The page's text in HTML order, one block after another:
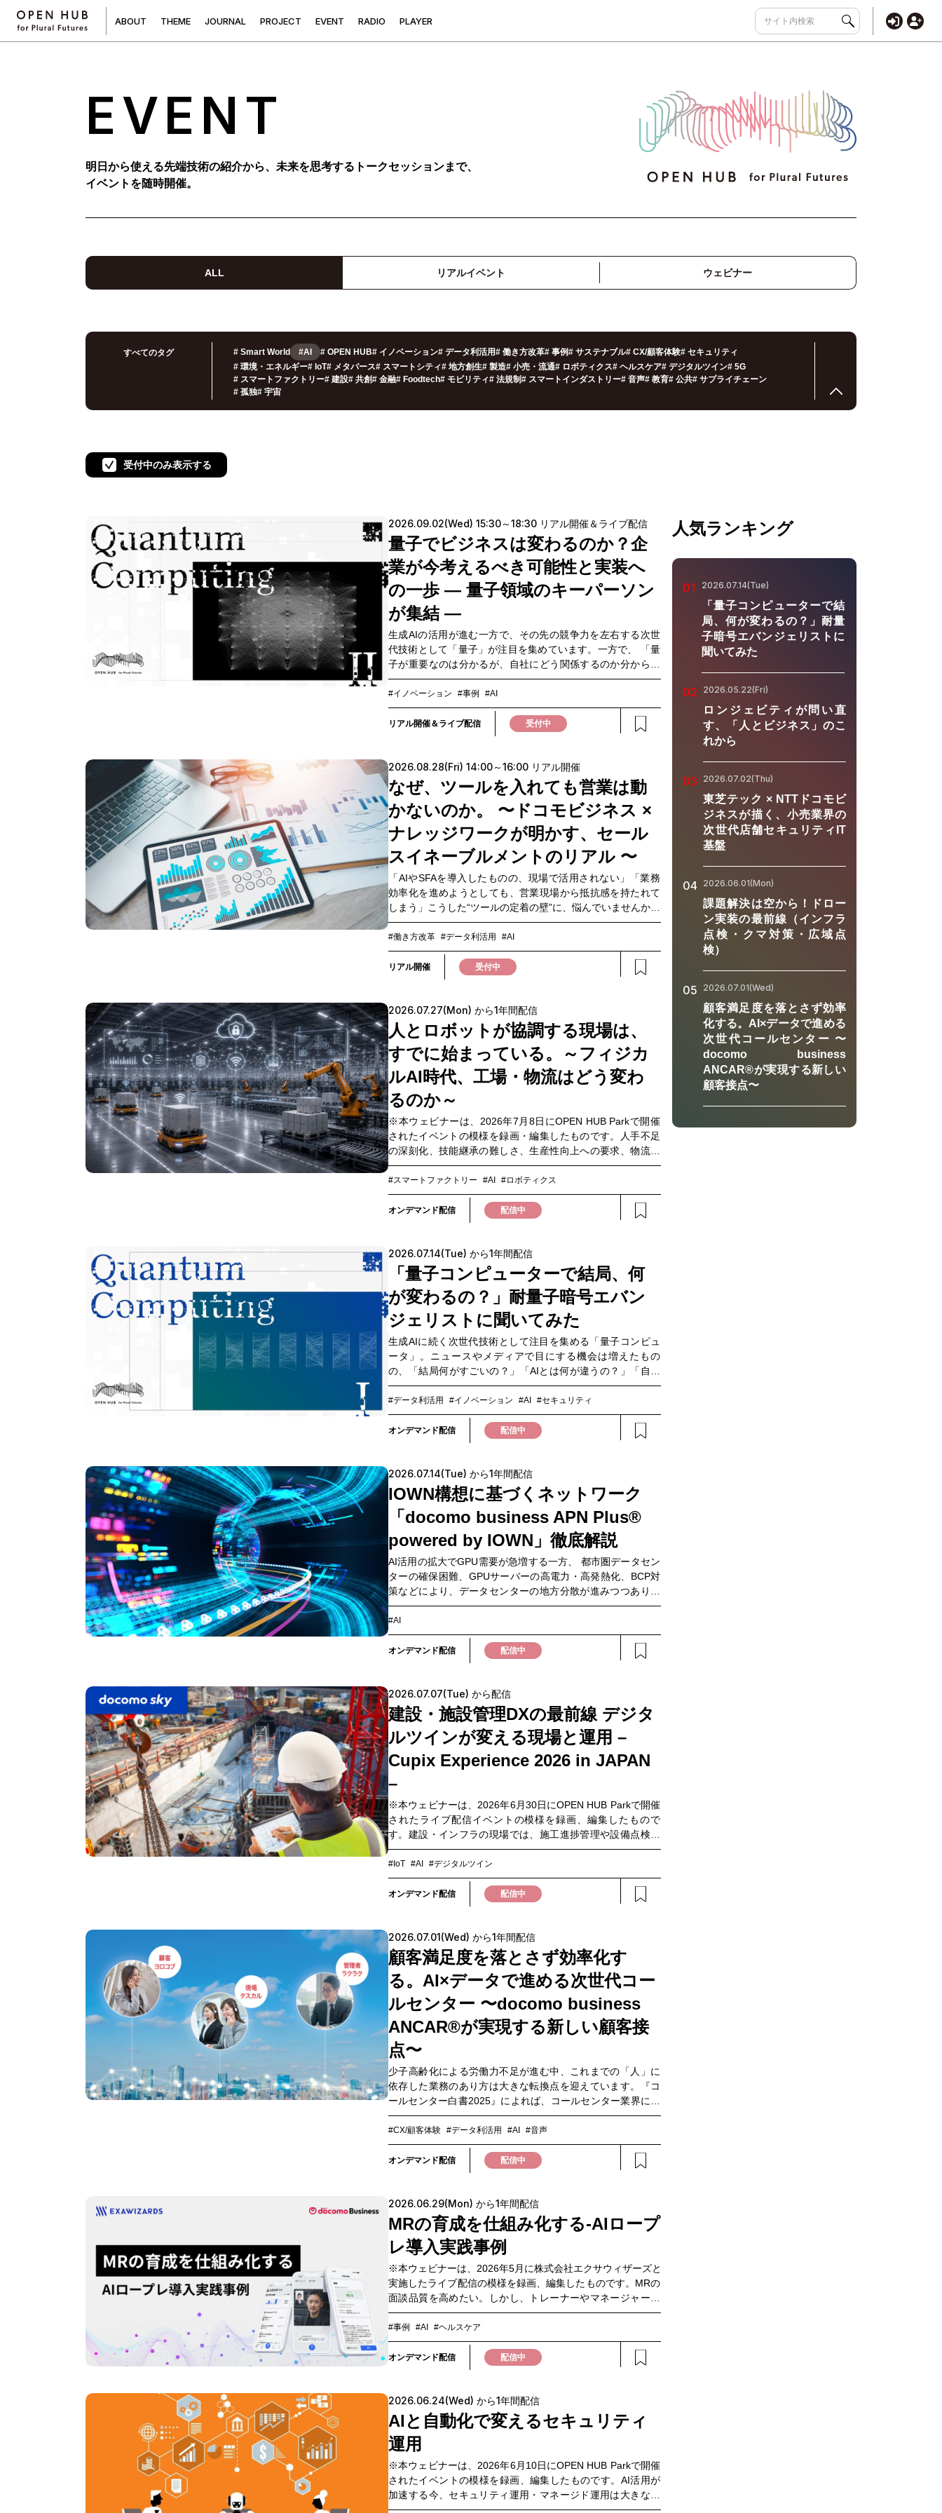
ABOUT THEME JOURNAL PROJECT EVENT RADIO PLAYER
EVENT
明日から使える先端技術の紹介から、未来を思考するトークセッションまで、
イベントを随時開催。
ALL リアルイベント ウェビナー
すべてのタグ # Smart World #AI # OPEN HUB# イノベーション# データ利活用# 働き方改革# 事例# サステナブル# CX/顧客体験# セキュリティ
# 環境・エネルギー# IoT# メタバース# スマートシティ# 地方創生# 製造# 小売・流通# ロボティクス# ヘルスケア# デジタルツイン# 5G
# スマートファクトリー# 建設# 共創# 金融# Foodtech# モビリティ# 法規制# スマートインダストリー# 音声# 教育# 公共# サプライチェーン
# 孤独# 宇宙
受付中のみ表示する
2026.09.02(Wed) 15:30～18:30 リアル開催＆ライブ配信
量子でビジネスは変わるのか？企
業が今考えるべき可能性と実装へ
の一歩 ― 量子領域のキーパーソン
が集結 ―
生成AIの活用が進む一方で、その先の競争力を左右する次世
代技術として「量子」が注目を集めています。一方で、 「量
子が重要なのは分かるが、自社にどう関係するのか分からな
い」 「どの技術や企業に注目すべきなのか判断が難しい」 と
いう声も少なくありません。実際、量子コンピューターには
さまざまな実現方式が存在し、それぞれ異なる特徴や可能性
を持っています。 だからこそ企業に求められるのは、「どの
方式が勝つのか」を見極めることではなく、「自社の課題に
点です。本イベントでは、NTT、デロイトトーマツ、富士
通、NTTデータグループ、OptQC、Quemixなど、量子領域の
第一線で活躍する研究者、企業、スタートアップが登壇。
NTTが推進する「光量子コンピューター」に加え、その他の
方式や、 最適化技術・量子計算などの可能性と課題をそれぞ
れの立場から共有し、 企業は量子とどのように向き合うべき
かを議論します。特定の技術や企業の優位性を語る場ではあ
り合うことで、量子技術の本質と可能性を考える場です。量
子を「知る」から「考える」へ。そして、「考える」から
「動く」へ。 量子技術が社会実装へ向かう今、企業に求めら
る」ことです。量子の未来を知るだけでなく、自社の未来を
考えるためのヒントとして、ぜひご参加ください。■プログラ
ム ※変更となる可能性があります 第1部：講演「NTTドコモ
地」 登壇者：NTT株式会社 研究開発マーケティング本部 研
究企画部門 部門長 木下氏第3部：講演「量子コン
ピューターの現状や課題、将来の産業化に向けた展望」 登
壇者：合同会社デロイト トーマツ 量子技術戦略リード 馬場
氏第4部：量子技術の最前線 登壇者：富士通株式会社 量子
領域エバンジェリスト 塩沢氏 OptQC株式会社 代表
取締役 CEO 高瀬氏様々な方式・アプローチで量子技術に取り
組む企業が、強みや可能性を紹介します第5部：量子技術の社
会実装 登壇者：株式会社NTTデータグループ 伊井
氏 株式会社Quemix 取締役COO 中土井氏実際のユ
ースケースや活用シナリオをもとに、企業での活用可能性を
探ります第6部：クロストーク「企業は量子とどう向き合うべ
きか」多様なプレーヤーが一堂に会し、量子技術の未来と企
業の選択肢について議論します第7部：ネットワーキング ※
会場参加者のみ■こんな方におすすめ ・量子技術の活用事例
ートナーを見極めたい方 ・量子領域の企業・研究機関・スタ
ートアップとの接点を持ちたい方 ■関連コンテンツ 本イベン
トに先立ち、OPEN HUB Baseでは量子技術をテーマにしたウ
ェビナーを開催しています。 量子技術を知る最初の一歩とし
て、ぜひこちらもあわせてご覧ください。「量子コンピュー
ターで結局、何が変わるの？」耐量子暗号エバンジェリスト
に聞いてみたhttps://openhub.ntt.com/event/16496.html※開催
時間やお申し込み期限が異なります。2026年9月2日（水）開
催時間・リアル開催：15:30～18:30・ライブ配信：15:30～
18:00お申し込み期限・リアル開催：2026年8月25日（火）
15:00・ライブ配信：2026年9月2日（水）17:30
#イノベーション #事例 #AI
リアル開催＆ライブ配信 受付中
2026.08.28(Fri) 14:00～16:00 リアル開催
なぜ、ツールを入れても営業は動
かないのか。 〜ドコモビジネス ×
ナレッジワークが明かす、セール
スイネーブルメントのリアル 〜
「AIやSFAを導入したものの、現場で活用されない」「業務
効率化を進めようとしても、営業現場から抵抗感を持たれて
しまう」こうした“ツールの定着の壁”に、悩んでいませんか。
営業変革を前に進めるために必要なのは、ツールを導入する
ことだけではありません。現場が変化を受け入れ、自ら活用
したくなる仕組みや、マネジメント層の関わり方、導入後の
運用設計までを一体で考える必要があります。本イベントで
は、NTTドコモビジネスが自社で実践して得たノウハウに加
の試行錯誤から分かったセールスイネーブルメントの知見を
ご紹介します。さらに、営業組織の変革を支援してきた株式
会社ナレッジワークの桐原氏をゲストに迎え、チェンジマネ
ジメントの実践について掘り下げます。現場の巻き込み方や
マネジメントの役割、変化を組織に根づかせるためのヒント
を、登壇者と参加者それぞれの経験を持ち寄りながら考えま
す。後半には、同じ課題を持つ参加者同士で悩みや実践を共
を、ツール導入の先へ進めたい方は、ぜひご参加ください。■
プログラム 第1部：パネルディスカッション「成功だけでは
語れない、営業変革のリアル」第2部：講演「具体的なセール
グ■このような方におすすめ・営業企画・営業推進部門で、
SFAやAIツールの導入・活用を推進している方・ツールを導
入したものの、利用率や現場への定着に課題を感じている
#働き方改革 #データ利活用 #AI
リアル開催 受付中
2026.07.27(Mon) から1年間配信
人とロボットが協調する現場は、
すでに始まっている。～フィジカ
ルAI時代、工場・物流はどう変わ
るのか～
※本ウェビナーは、2026年7月8日にOPEN HUB Parkで開催
されたイベントの模様を録画・編集したものです。人手不足
の深刻化、技能継承の難しさ、生産性向上への要求、物流量
の増加。製造業・物流業の現場では、「人が頑張る運用」を
前提とした仕組みそのものが限界を迎えつつあります。こう
した中、近年注目を集めているのが「フィジカルAI」です。
AIがロボットや設備を制御し、人と協調しながら現場全体の
最適化をめざす取り組みが、すでに物流や製造の現場で始ま
する株式会社Mujinを迎え、最新事例やデモを通じて、次のテ
ーマをひも解きます。・フィジカルAIは現場をどう変えてい
るのか・人とロボットが協調する現場では何が起きているの
か・フィジカルAIを支えるICTインフラとは何か後半では、
Mujin辰巳ラボで実際に稼働するロボットや自動化設備のデモ
セッションも実施。人とロボットが協調する新たな現場の姿
を、具体的な事例とともにご紹介します。製造業・物流業の
これからを考えるヒントとして、ぜひご視聴ください。
#スマートファクトリー #AI #ロボティクス
オンデマンド配信 配信中
2026.07.14(Tue) から1年間配信
「量子コンピューターで結局、何
が変わるの？」耐量子暗号エバン
ジェリストに聞いてみた
生成AIに続く次世代技術として注目を集める「量子コンピュ
ータ」。ニュースやメディアで目にする機会は増えたもの
の、「結局何がすごいの？」「AIとは何が違うの？」「自分
の仕事に関係あるの？」そんな疑問をお持ちの方も多いので
はないでしょうか。実際、量子技術は今まさに発展の途上に
あり、期待される一方で、「難しそう」「よく分からない」
と感じている方も少なくありません。そこでOPEN HUB Base
では、量子を知る最初の一歩となるセッションをお届けしま
ンジェリスト 森岡康高氏を迎え、・量子コンピュータとは何
か・従来のコンピュータと何が違うのか・どのような分野で
期待されているのか・私たちの仕事や社会にどのような影響
を与えるのかを、分かりやすくひも解きます。本ウェビナー
は、「量子が気になるけれど、何から知れば良いか分からな
い」という方に向けた入口のセッションです。まずは10分。
量子を少し身近に感じるところから始めてみませんか。ま
た、本編ではお伝えしきれなかった内容として、森岡氏が量
子に取り組むことになったきっかけや、量子技術に期待する
未来などを語るアフタートークを、OPEN HUB RADIOにて公
開しています。OPEN HUB RADIO（Podcast）量子技術その
ものだけでなく、その可能性を信じて挑戦を続ける人の想い
にも触れていただければ幸いです。▼こんな方におすすめ・
量子コンピュータという言葉は聞いたことがあるがよく分か
たい ・量子関連のイベントに興味はあるが、基礎知識に不安
がある
#データ利活用 #イノベーション #AI #セキュリティ
オンデマンド配信 配信中
2026.07.14(Tue) から1年間配信
IOWN構想に基づくネットワーク
「docomo business APN Plus®
powered by IOWN」徹底解説
AI活用の拡大でGPU需要が急増する一方、 都市圏データセン
ターの確保困難、GPUサーバーの高電力・高発熱化、BCP対
策などにより、データセンターの地方分散が進みつつありま
す。こうした背景により、企業におけるネットワークはより
分散・リアルタイム化が求められるようになり、既存ネット
ワークでは対応しきれない課題が今後顕在化していきます。
業務効率や顧客体験の向上、事業継続性の維持を実現するた
めには、ネットワークの品質を安定的に担保することが重要
散を支えるネットワークに求められる要件を整理し、AI時代
のビジネスやIT基盤にどのような変化をもたらすのかを考え
ます。■ウェビナーでわかること・次世代ネットワーク
「docomo business APN Plus® powered by IOWN」の概要・
ネットワークに関する社会・技術トレンド・NTTが掲げる
IOWN構想とAPN技術・IOWN APNを活用したビジネスユース
ケース大容量・低遅延・揺らぎの少ない高品質な通信は、AI
ク運用やコストの最適化にもつながります。 AI時代のIT基盤
を自社ではどう設計すべきか。次の一手を考えるきっかけと
して、ぜひご視聴ください。▼このような方におすすめ・IT
代ネットワークが、ビジネスや業務基盤にどのように活用で
きるかを知りたい方・データセンターの地方分散や拠点間連
携に関心がある方
#AI
オンデマンド配信 配信中
2026.07.07(Tue) から配信
建設・施設管理DXの最前線 デジタ
ルツインが変える現場と運用 –
Cupix Experience 2026 in JAPAN
–
※本ウェビナーは、2026年6月30日にOPEN HUB Parkで開催
されたライブ配信イベントの模様を録画、編集したもので
す。建設・インフラの現場では、施工進捗管理や設備点検、
施設保全において、人手不足や移動工数の増加、熟練者依存
など、現場運用の課題が年々深刻化しています。こうした課
題に対する新たな打ち手として注目されているのが、360°カ
メラやドローンを活用し、“現場を誰でも簡単に記録・共有で
きる”デジタルツインプラットフォームです。本ウェビナーで
全業務における実践的なデジタルツイン活用について、
CupixWorksの導入事例を交えながら分かりやすく解説しま
す。さらに、生成AIとの連携によって広がる、これからの現
場運用の可能性についてもご紹介します。「現場に行かなけ
れば分からない」をどう変えていくのか。業務効率化や省人
化、遠隔管理の高度化に取り組まれている方はもちろん、次
の現場運用のあり方を検討したい方にもおすすめの内容で
す。ぜひご視聴ください。▼このような方におすすめ・施工
管理業務を効率化・標準化したい方・複数の建設現場を遠隔
から確認したい方・BIMデータを効率的に活用したい方・イ
ンフラ保全や施設管理を効率化させたい方
#IoT #AI #デジタルツイン
オンデマンド配信 配信中
2026.07.01(Wed) から1年間配信
顧客満足度を落とさず効率化す
る。AI×データで進める次世代コー
ルセンター 〜docomo business
ANCAR®が実現する新しい顧客接
点〜
少子高齢化による労働力不足が進む中、これまでの「人」に
依存した業務のあり方は大きな転換点を迎えています。『コ
ールセンター白書2025』によれば、コールセンター業界にお
いてもAI導入・活用が急速に進んでおり、対応品質を維持し
たまま効率化を図ることが求められています。さらに、従来
のコスト削減に加え、VoC（顧客の声）分析を活用した顧客
満足度の向上など、より高度な活用ニーズも拡大していま
す。しかし実際には、企業ごとに投資できる予算やAI活用の
す。本ウェビナーでは、このような課題に対し、コストを抑
えながらAIを導入・活用する具体的なアプローチや効率的に
活用していくためのポイントを、ユースケースを交えながら
ご紹介します。さらに、既存の音声基盤を活かした導入アプ
ローチの一例として、docomo business ANCAR®についても
ご紹介します。▼プログラム概要・AI活用時代における現場
の課題・docomo business ANCAR®の機能概要・ユースケー
ス▼このような方におすすめ・コールセンターをはじめとし
たお客さま対応業務全般の効率化を行いたい方・顧客の声を
の負担を軽減し顧客満足度向上をしたい方▼docomo
business ANCAR®関連動画のご紹介docomo business
以下の動画をご覧ください。①ソリューション概要
https://www.youtube.com/watch?v=HbUnjQveHS4②コールフ
ローhttps://www.youtube.com/watch?v=YNHgrwMFu9U③通
話録音・テキスト化https://www.youtube.com/watch?
v=YSDMsWNT6go④分析機能
https://www.youtube.com/watch?v=78rIK3y7vic
#CX/顧客体験 #データ利活用 #AI #音声
オンデマンド配信 配信中
2026.06.29(Mon) から1年間配信
MRの育成を仕組み化する‐AIロープ
レ導入実践事例
※本ウェビナーは、2026年5月に株式会社エクサウィザーズと
実施したライブ配信の模様を録画、編集したものです。MRの
面談品質を高めたい。しかし、トレーナーやマネージャーだ
けでは、すべてのMRに十分なトレーニング機会を提供するこ
とは難しい。製薬業界のMR育成では、「全MRにロープレの
機会を提供できない」「評価基準が属人化し、フィードバッ
ク品質にばらつきが出る」「管理職のコーチング負荷が高
い」といった課題が依然として存在しています。一方、医療
ング力、製品価値を正しく伝える情報提供力、状況に応じた
対応力など、より高度なコミュニケーションスキルが求めら
れています。こうした中、AIを活用した新たな育成アプロー
チとして注目されているのが「AIロープレ」です。AIが医師
などの医療従事者役となり、MRが時間や場所を問わず繰り返
し対話トレーニングを実施できることで、育成機会の拡充や
評価の標準化、スキル向上の加速が期待されています。本ウ
ェビナーでは実際の導入事例やデモを交えながら、・医師タ
#事例 #AI #ヘルスケア
オンデマンド配信 配信中
2026.06.24(Wed) から1年間配信
AIと自動化で変えるセキュリティ
運用
※本ウェビナーは、2026年6月10日にOPEN HUB Parkで開催
されたイベントの模様を録画、編集したものです。AI活用が
加速する今、セキュリティ運用・マネージド運用は大きな転
換期を迎えています。一方で現場では、次のような課題が顕
人気ランキング
01 2026.07.14(Tue)
「量子コンピューターで結
局、何が変わるの？」耐量
子暗号エバンジェリストに
聞いてみた
02 2026.05.22(Fri)
ロンジェビティが問い直
す、「人とビジネス」のこ
れから
03 2026.07.02(Thu)
東芝テック × NTTドコモビ
ジネスが描く、小売業界の
次世代店舗セキュリティIT
基盤
04 2026.06.01(Mon)
課題解決は空から！ドロー
ン実装の最前線（インフラ
点検・クマ対策・広域点
検）
05 2026.07.01(Wed)
顧客満足度を落とさず効率
化する。AI×データで進める
次世代コールセンター 〜
docomo business
ANCAR®が実現する新しい
顧客接点〜